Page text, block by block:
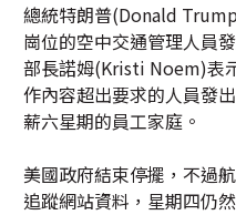
總統特朗普(Donald
崗位的空中交通管理人員
部長諾姆(Kristi Noem)表
作內容超出要求的人員發
薪六星期的員工家庭。
美國政府結束停擺，不過
追蹤網站資料，星期四仍